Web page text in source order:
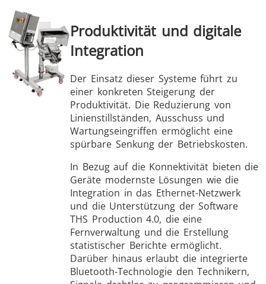
Produktivität und digitale
Integration
Der Einsatz dieser Systeme führt zu
einer konkreten Steigerung der
Produktivität. Die Reduzierung von
Linienstillständen, Ausschuss und
Wartungseingriffen ermöglicht eine
spürbare Senkung der Betriebskosten.
In Bezug auf die Konnektivität bieten die
Geräte modernste Lösungen wie die
Integration in das Ethernet-Netzwerk
und die Unterstützung der Software
THS Production 4.0, die eine
Fernverwaltung und die Erstellung
statistischer Berichte ermöglicht.
Darüber hinaus erlaubt die integrierte
Bluetooth-Technologie den Technikern,